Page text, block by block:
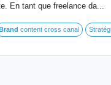
En tant que freelance da...
content cross canal